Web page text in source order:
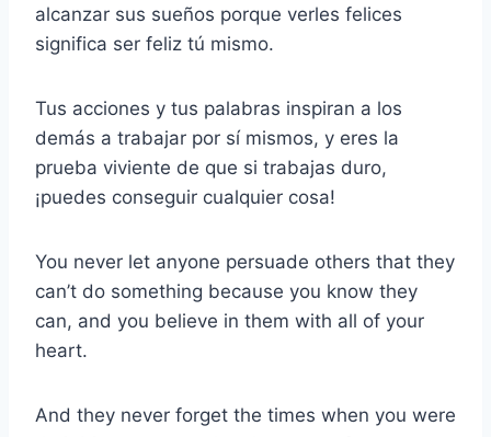
alcanzar sus sueños porque verles felices
significa ser feliz tú mismo.
Tus acciones y tus palabras inspiran a los
demás a trabajar por sí mismos, y eres la
prueba viviente de que si trabajas duro,
¡puedes conseguir cualquier cosa!
You never let anyone persuade others that they
can’t do something because you know they
can, and you believe in them with all of your
heart.
And they never forget the times when you were